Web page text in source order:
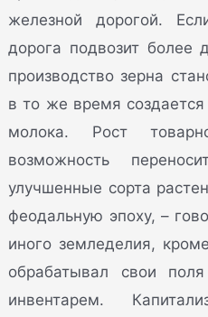
железной дорогой.
дорога подвозит более
производство зерна
в то же время
молока. Рост
возможность
улучшенные сорта
феодальную эпоху, –
иного земледелия,
обрабатывал свои
инвентарем.